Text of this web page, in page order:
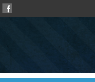
館で歌う！